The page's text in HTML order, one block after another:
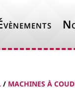
/ MACHINES À